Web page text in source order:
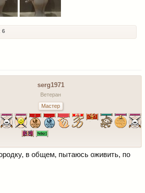
6
serg1971
Ветеран
Мастер
в общем, пытаюсь оживить, по